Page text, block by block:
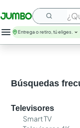
¿Qué
Entrega o retiro, tú eliges.
Búsquedas
Televisores
Smart TV